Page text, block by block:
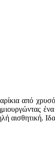
από
αισθητική.